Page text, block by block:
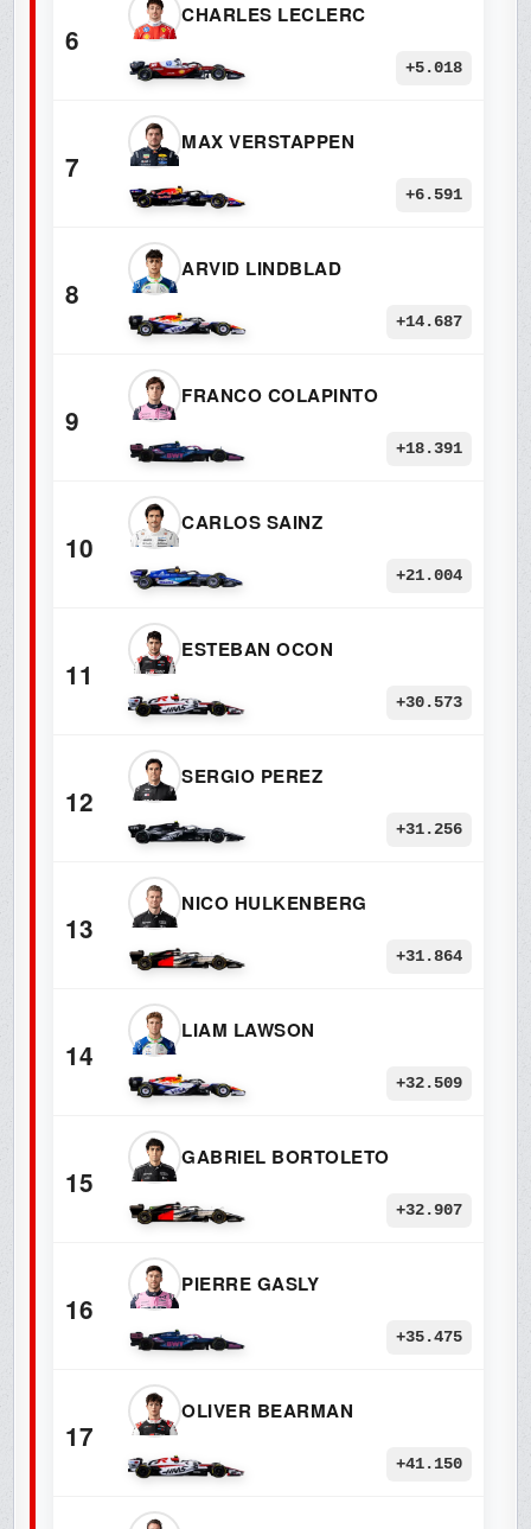
6
CHARLES LECLERC
+5.018
7
MAX VERSTAPPEN
+6.591
8
ARVID LINDBLAD
+14.687
9
FRANCO COLAPINTO
+18.391
10
CARLOS SAINZ
+21.004
11
ESTEBAN OCON
+30.573
12
SERGIO PEREZ
+31.256
13
NICO HULKENBERG
+31.864
14
LIAM LAWSON
+32.509
15
GABRIEL BORTOLETO
+32.907
16
PIERRE GASLY
+35.475
17
OLIVER BEARMAN
+41.150